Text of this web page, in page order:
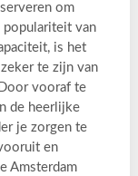
om
van
is het
te zijn van
vooraf te
de heerlijke
je zorgen te
en
Amsterdam